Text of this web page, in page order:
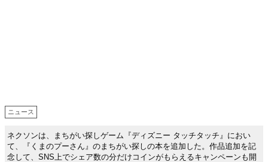
ニュース
ネクソンは、まちがい探しゲーム『ディズニー タッチタッチ』におい
て、『くまのプーさん』のまちがい探しの本を追加した。作品追加を記
念して、SNS上でシェア数の分だけコインがもらえるキャンペーンも開